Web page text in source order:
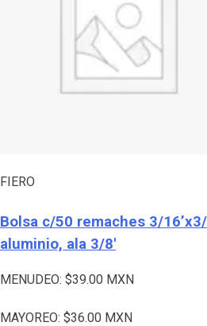
FIERO
Bolsa c/50 remaches 3/
aluminio, ala 3/8′
MENUDEO: $39.00 MXN
MAYOREO: $36.00 MXN